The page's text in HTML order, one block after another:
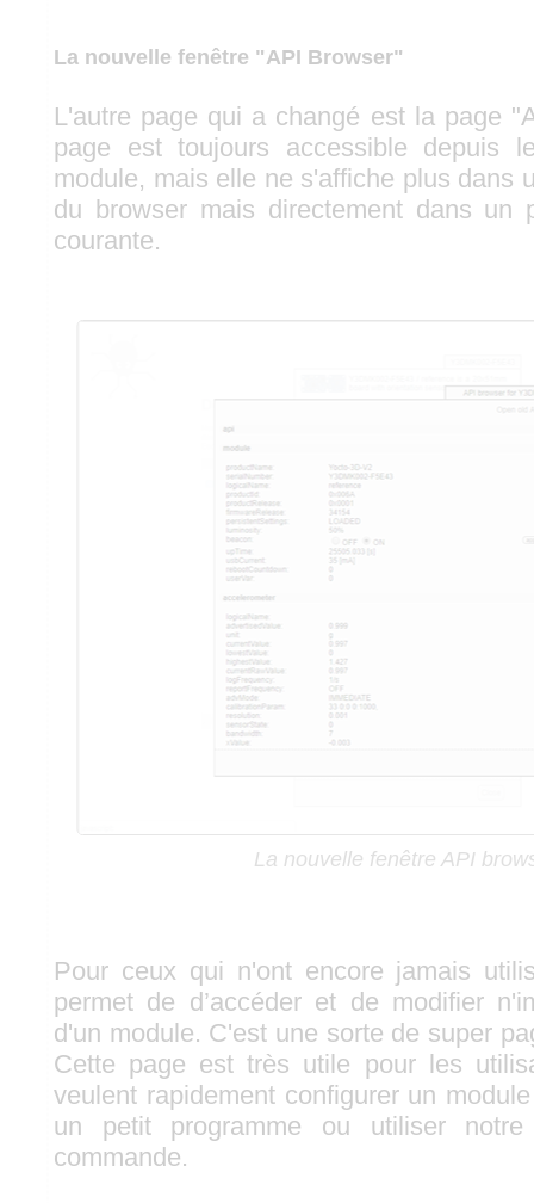
La nouvelle fenêtre "API Browser"
L'autre page qui a changé est la page
page est toujours accessible depuis
module, mais elle ne s'affiche plus dans
du browser mais directement dans un
courante.
La nouvelle fenêtre API
Pour ceux qui n'ont encore jamais
permet de d’accéder et de modifier
d'un module. C'est une sorte de super
Cette page est très utile pour les
veulent rapidement configurer un
un petit programme ou utiliser
commande.